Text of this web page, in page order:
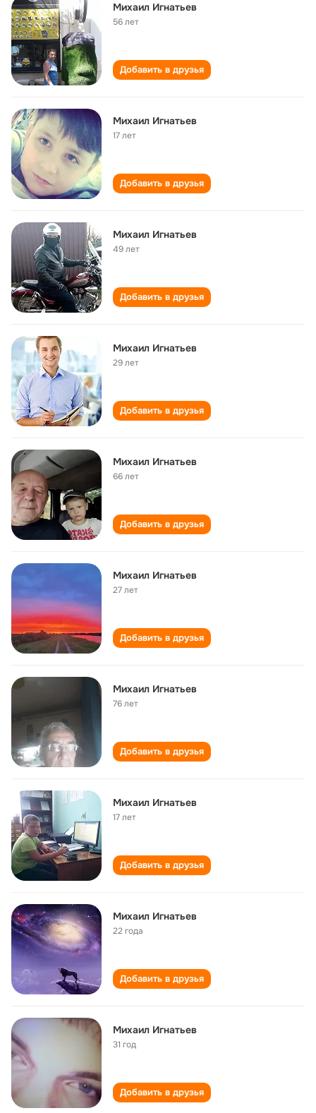
Михаил Игнатьев
56 лет
Добавить в друзья
Михаил Игнатьев
17 лет
Добавить в друзья
Михаил Игнатьев
49 лет
Добавить в друзья
Михаил Игнатьев
29 лет
Добавить в друзья
Михаил Игнатьев
66 лет
Добавить в друзья
Михаил Игнатьев
27 лет
Добавить в друзья
Михаил Игнатьев
76 лет
Добавить в друзья
Михаил Игнатьев
17 лет
Добавить в друзья
Михаил Игнатьев
22 года
Добавить в друзья
Михаил Игнатьев
31 год
Добавить в друзья